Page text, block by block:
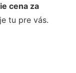
cena za
tu pre vás.